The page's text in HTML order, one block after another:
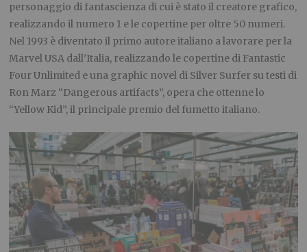
personaggio di fantascienza di cui è stato il creatore grafico,
realizzando il numero 1 e le copertine per oltre 50 numeri.
Nel 1993 è diventato il primo autore italiano a lavorare per la
Marvel USA dall’Italia, realizzando le copertine di Fantastic
Four Unlimited e una graphic novel di Silver Surfer su testi di
Ron Marz “Dangerous artifacts”, opera che ottenne lo
“Yellow Kid”, il principale premio del fumetto italiano.